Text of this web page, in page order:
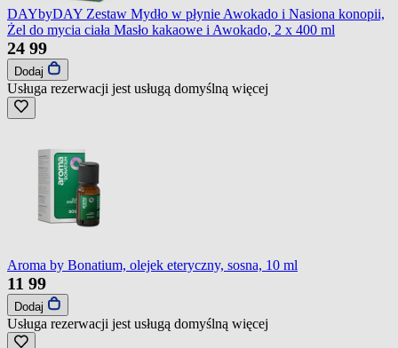
DAYbyDAY Zestaw Mydło w płynie Awokado i Nasiona konopii,
Żel do mycia ciała Masło kakaowe i Awokado, 2 x 400 ml
24 99
Dodaj
Usługa rezerwacji jest usługą domyślną więcej
Aroma by Bonatium, olejek eteryczny, sosna, 10 ml
11 99
Dodaj
Usługa rezerwacji jest usługą domyślną więcej